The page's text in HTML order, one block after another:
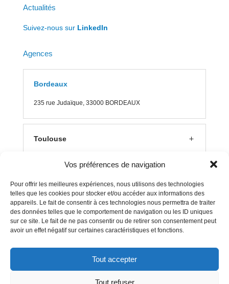
Vos préférences de navigation
Pour offrir les meilleures expériences, nous utilisons des technologies
telles que les cookies pour stocker et/ou accéder aux informations des
appareils. Le fait de consentir à ces technologies nous permettra de traiter
des données telles que le comportement de navigation ou les ID uniques
sur ce site. Le fait de ne pas consentir ou de retirer son consentement peut
avoir un effet négatif sur certaines caractéristiques et fonctions.
Tout accepter
Tout refuser
Actualités
Suivez-nous sur LinkedIn
Agences
Bordeaux
235 rue Judaïque, 33000 BORDEAUX
Toulouse
Aix en Provence